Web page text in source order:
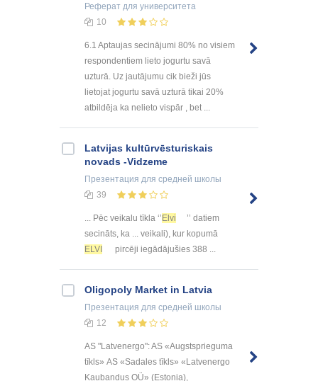
Реферат для университета
10
6.1 Aptaujas secinājumi 80% no visiem
respondentiem lieto jogurtu savā
uzturā. Uz jautājumu cik bieži jūs
lietojat jogurtu savā uzturā tikai 20%
atbildēja ka nelieto vispār , bet ...
Latvijas kultūrvēsturiskais
novads -Vidzeme
Презентация для средней школы
39
... Pēc veikalu tīkla ‘’Elvi
’’ datiem
secināts, ka ... veikali), kur kopumā
ELVI
pircēji iegādājušies 388 ...
Oligopoly Market in Latvia
Презентация для средней школы
12
AS "Latvenergo": AS «Augstsprieguma
tīkls» АS «Sadales tīkls» «Latvenergo
Kaubandus OÜ» (Estonia),